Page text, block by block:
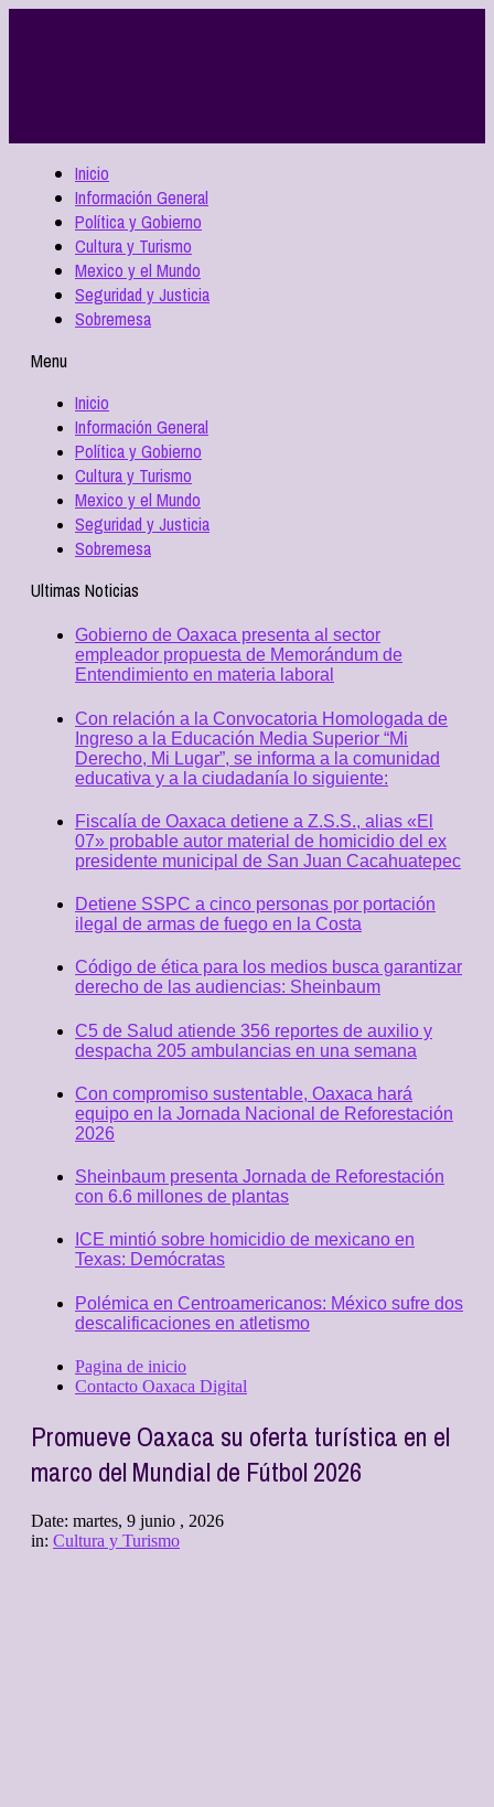
Inicio
Información General
Política y Gobierno
Cultura y Turismo
Mexico y el Mundo
Seguridad y Justicia
Sobremesa
Menu
Inicio
Información General
Política y Gobierno
Cultura y Turismo
Mexico y el Mundo
Seguridad y Justicia
Sobremesa
Ultimas Noticias
Gobierno de Oaxaca presenta al sector
empleador propuesta de Memorándum de
Entendimiento en materia laboral
Con relación a la Convocatoria Homologada de
Ingreso a la Educación Media Superior “Mi
Derecho, Mi Lugar”, se informa a la comunidad
educativa y a la ciudadanía lo siguiente:
Fiscalía de Oaxaca detiene a Z.S.S., alias «El
07» probable autor material de homicidio del ex
presidente municipal de San Juan Cacahuatepec
Detiene SSPC a cinco personas por portación
ilegal de armas de fuego en la Costa
Código de ética para los medios busca garantizar
derecho de las audiencias: Sheinbaum
C5 de Salud atiende 356 reportes de auxilio y
despacha 205 ambulancias en una semana
Con compromiso sustentable, Oaxaca hará
equipo en la Jornada Nacional de Reforestación
2026
Sheinbaum presenta Jornada de Reforestación
con 6.6 millones de plantas
ICE mintió sobre homicidio de mexicano en
Texas: Demócratas
Polémica en Centroamericanos: México sufre dos
descalificaciones en atletismo
Pagina de inicio
Contacto Oaxaca Digital
Promueve Oaxaca su oferta turística en el
marco del Mundial de Fútbol 2026
Date: martes, 9 junio , 2026
in: Cultura y Turismo